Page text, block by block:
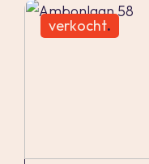
- Mogelijkheid tot
eigen terrein.
verkocht.